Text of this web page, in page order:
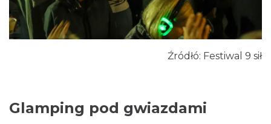
Brenna
Źródłó: Festiwal 9 sił
Glamping pod gwiazdami